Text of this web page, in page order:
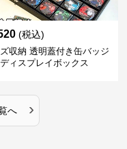
(税込)
収納 透明蓋付き缶バッジ
ィスプレイボックス
へ ›